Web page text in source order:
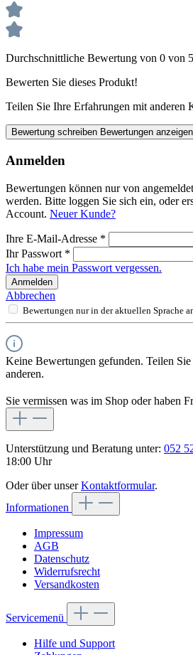
Durchschnittliche Bewertung von 0 von
Bewerten Sie dieses Produkt!
Teilen Sie Ihre Erfahrungen mit anderen
Bewertung schreiben Bewertungen anzeigen
Anmelden
Bewertungen können nur von
werden. Bitte loggen Sie sich ein, oder
Account. Neuer Kunde?
Ihre E-Mail-Adresse *
Ihr Passwort *
Ich habe mein Passwort vergessen.
Anmelden
Abbrechen
Bewertungen nur in der aktuellen Sprache
Keine Bewertungen gefunden. Teilen
anderen.
Sie vermissen was im Shop oder haben
Unterstützung und Beratung unter: 052
18:00 Uhr
Oder über unserKontaktformular.
Informationen
Impressum
AGB
Datenschutz
Widerrufsrecht
Versandkosten
Servicemenü
Hilfe und Support